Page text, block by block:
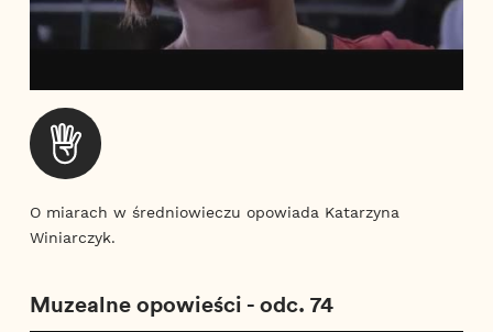
O miarach w średniowieczu opowiada Katarzyna
Winiarczyk.
Muzealne opowieści - odc. 74